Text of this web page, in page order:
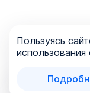
Список
Пользуясь
использования